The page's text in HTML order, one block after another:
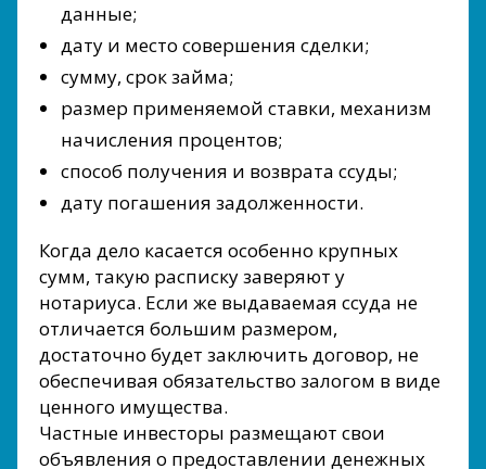
данные;
дату и место совершения сделки;
сумму, срок займа;
размер применяемой ставки, механизм
начисления процентов;
способ получения и возврата ссуды;
дату погашения задолженности.
Когда дело касается особенно крупных
сумм, такую расписку заверяют у
нотариуса. Если же выдаваемая ссуда не
отличается большим размером,
достаточно будет заключить договор, не
обеспечивая обязательство залогом в виде
ценного имущества.
Частные инвесторы размещают свои
объявления о предоставлении денежных